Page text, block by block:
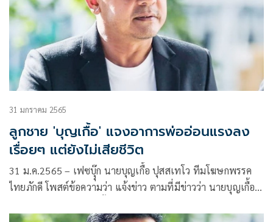
31 มกราคม 2565
ลูกชาย 'บุญเกื้อ' แจงอาการพ่ออ่อนแรงลง
เรื่อยๆ แต่ยังไม่เสียชีวิต
31 ม.ค.2565 – เฟซบุุ๊ก นายบุญเกื้อ ปุสสเทโว ทีมโฆษกพรรค
ไทยภักดี โพสต์ข้อความว่า แจ้งข่าว ตามที่มีข่าวว่า นายบุญเกื้อ